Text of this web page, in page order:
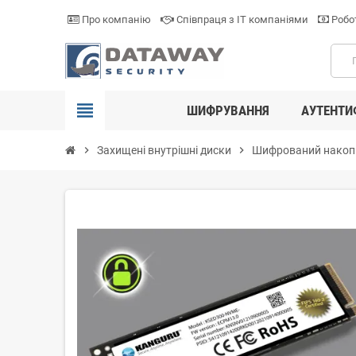
Про компанію Співпраця з ІТ компаніями
view_headline ШИФРУВАННЯ
chevron_right Захищені внутрішні диски chevron_right Шифрований